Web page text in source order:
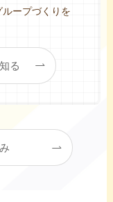
ループづくりを
る